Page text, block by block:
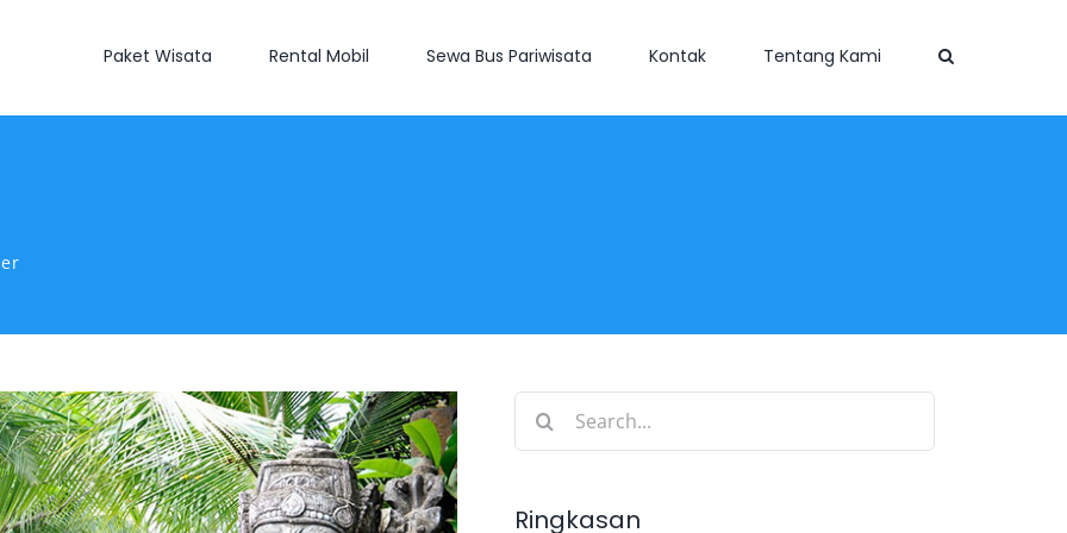
Paket Wisata Rental Mobil Sewa Bus Pariwisata Kontak Tentang Kami
Search
Ringkasan